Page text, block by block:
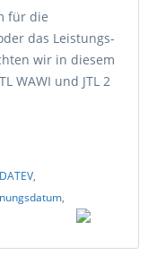
für die
das Leistungs-
wir in diesem
WAWI und JTL 2
,
,